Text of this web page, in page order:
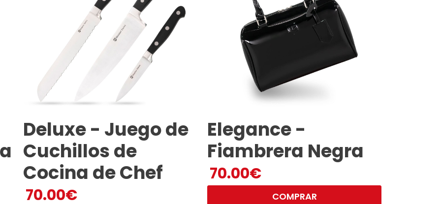
Deluxe - Juego de
Cuchillos de
Cocina de Chef
70.00€
Elegance -
Fiambrera Negra
70.00€
COMPRAR